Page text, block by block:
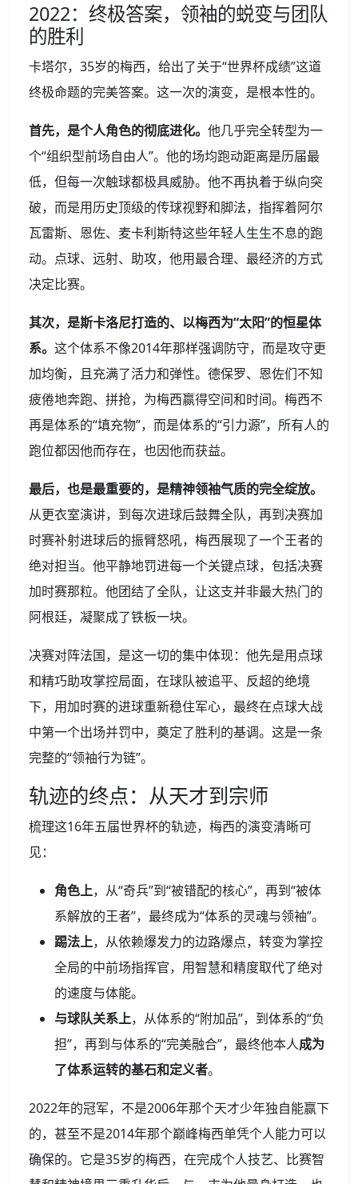
2022：终极答案，领袖的蜕变与团队
的胜利
卡塔尔，35岁的梅西，给出了关于“世界杯成绩”这道
终极命题的完美答案。这一次的演变，是根本性的。
首先，是个人角色的彻底进化。 他几乎完全转型为一
个“组织型前场自由人”。他的场均跑动距离是历届最
低，但每一次触球都极具威胁。他不再执着于纵向突
破，而是用历史顶级的传球视野和脚法，指挥着阿尔
瓦雷斯、恩佐、麦卡利斯特这些年轻人生生不息的跑
动。点球、远射、助攻，他用最合理、最经济的方式
决定比赛。
其次，是斯卡洛尼打造的、以梅西为“太阳”的恒星体
系。 这个体系不像2014年那样强调防守，而是攻守更
加均衡，且充满了活力和弹性。德保罗、恩佐们不知
疲倦地奔跑、拼抢，为梅西赢得空间和时间。梅西不
再是体系的“填充物”，而是体系的“引力源”，所有人的
跑位都因他而存在，也因他而获益。
最后，也是最重要的，是精神领袖气质的完全绽放。
从更衣室演讲，到每次进球后鼓舞全队，再到决赛加
时赛补射进球后的振臂怒吼，梅西展现了一个王者的
绝对担当。他平静地罚进每一个关键点球，包括决赛
加时赛那粒。他团结了全队，让这支并非最大热门的
阿根廷，凝聚成了铁板一块。
决赛对阵法国，是这一切的集中体现：他先是用点球
和精巧助攻掌控局面，在球队被追平、反超的绝境
下，用加时赛的进球重新稳住军心，最终在点球大战
中第一个出场并罚中，奠定了胜利的基调。这是一条
完整的“领袖行为链”。
轨迹的终点：从天才到宗师
梳理这16年五届世界杯的轨迹，梅西的演变清晰可
见：
角色上，从“奇兵”到“被错配的核心”，再到“被体
系解放的王者”，最终成为“体系的灵魂与领袖”。
踢法上，从依赖爆发力的边路爆点，转变为掌控
全局的中前场指挥官，用智慧和精度取代了绝对
的速度与体能。
与球队关系上，从体系的“附加品”，到体系的“负
担”，再到与体系的“完美融合”，最终他本人成为
了体系运转的基石和定义者。
2022年的冠军，不是2006年那个天才少年独自能赢下
的，甚至不是2014年那个巅峰梅西单凭个人能力可以
确保的。它是35岁的梅西，在完成个人技艺、比赛智